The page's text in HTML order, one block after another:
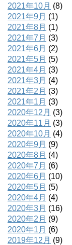
2021年10月 (8)
2021年9月 (1)
2021年8月 (1)
2021年7月 (3)
2021年6月 (2)
2021年5月 (5)
2021年4月 (3)
2021年3月 (4)
2021年2月 (3)
2021年1月 (3)
2020年12月 (3)
2020年11月 (3)
2020年10月 (4)
2020年9月 (9)
2020年8月 (4)
2020年7月 (6)
2020年6月 (10)
2020年5月 (5)
2020年4月 (4)
2020年3月 (16)
2020年2月 (9)
2020年1月 (6)
2019年12月 (9)